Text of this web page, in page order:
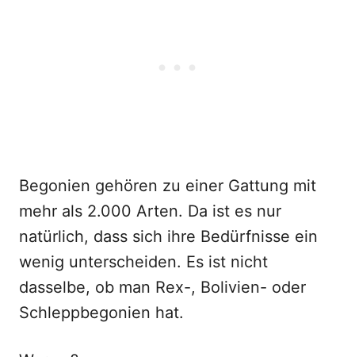
Begonien gehören zu einer Gattung mit
mehr als 2.000 Arten. Da ist es nur
natürlich, dass sich ihre Bedürfnisse ein
wenig unterscheiden. Es ist nicht
dasselbe, ob man Rex-, Bolivien- oder
Schleppbegonien hat.